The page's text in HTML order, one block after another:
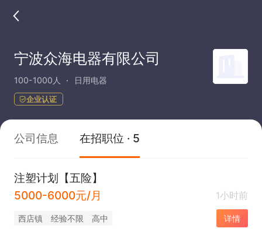
宁波众海电器有限公司
100-1000人 日用电器
企业认证
公司信息 在招职位 · 5
注塑计划【五险】
5000-6000元/月
1小时前
西店镇 经验不限 高中 详情